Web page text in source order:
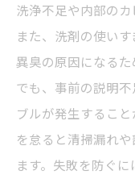
洗浄不足や内部のカ
また、洗剤の使い
異臭の原因になる
でも、事前の説明
ブルが発生するこ
を怠ると清掃漏れ
ます。失敗を防ぐ